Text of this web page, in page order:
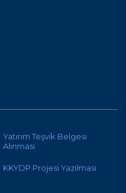
Yatırım Teşvik Belgesi
Alınması
KKYDP Projesi Yazılması